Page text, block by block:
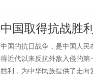
中国取得抗战胜
中国的抗日战争，是中国人
得近代以来反抗外敌入侵的
胜利，为中华民族提供了走向